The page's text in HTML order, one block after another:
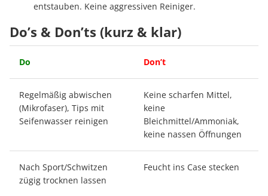
entstauben. Keine aggressiven Reiniger.
Do’s & Don’ts (kurz & klar)
Do Don’t
Regelmäßig abwischen
(Mikrofaser), Tips mit
Seifenwasser reinigen
Keine scharfen Mittel,
keine
Bleichmittel/Ammoniak,
keine nassen Öffnungen
Nach Sport/Schwitzen
zügig trocknen lassen
Feucht ins Case stecken